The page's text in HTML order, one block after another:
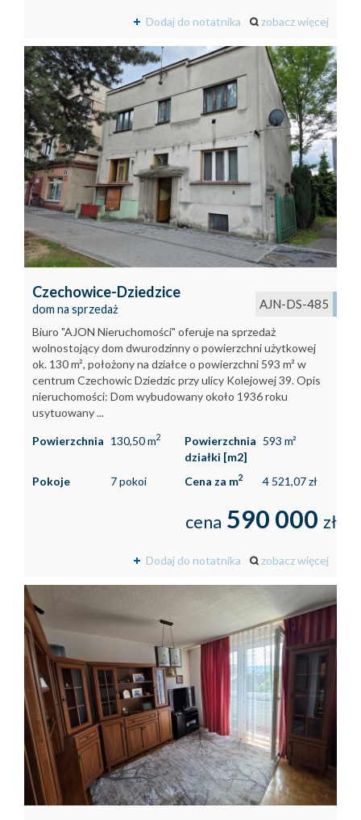
Dodaj do notatnika zobacz więcej
Czechowice-Dziedzice
dom na sprzedaż AJN-DS-485
Biuro "AJON Nieruchomości" oferuje na sprzedaż
wolnostojący dom dwurodzinny o powierzchni użytkowej
ok. 130 m², położony na działce o powierzchni 593 m² w
centrum Czechowic Dziedzic przy ulicy Kolejowej 39. Opis
nieruchomości: Dom wybudowany około 1936 roku
usytuowany ...
Powierzchnia 130,50 m2
Powierzchnia
działki [m2]
593 m²
Pokoje 7 pokoi Cena za m2 4 521,07 zł
cena 590 000 zł
Dodaj do notatnika zobacz więcej